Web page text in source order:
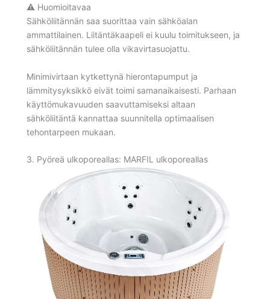
⚠️ Huomioitavaa
Sähköliitännän saa suorittaa vain sähköalan
ammattilainen. Liitäntäkaapeli ei kuulu toimitukseen, ja
sähköliitännän tulee olla vikavirtasuojattu.
Minimivirtaan kytkettynä hierontapumput ja
lämmitysyksikkö eivät toimi samanaikaisesti. Parhaan
käyttömukavuuden saavuttamiseksi altaan
sähköliitäntä kannattaa suunnitella optimaalisen
tehontarpeen mukaan.
3. Pyöreä ulkoporeallas: MARFIL ulkoporeallas